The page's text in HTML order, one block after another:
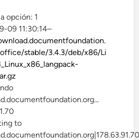
opción: 1
09 11:30:14–
stable/3.4.3/deb/x86/Li
to